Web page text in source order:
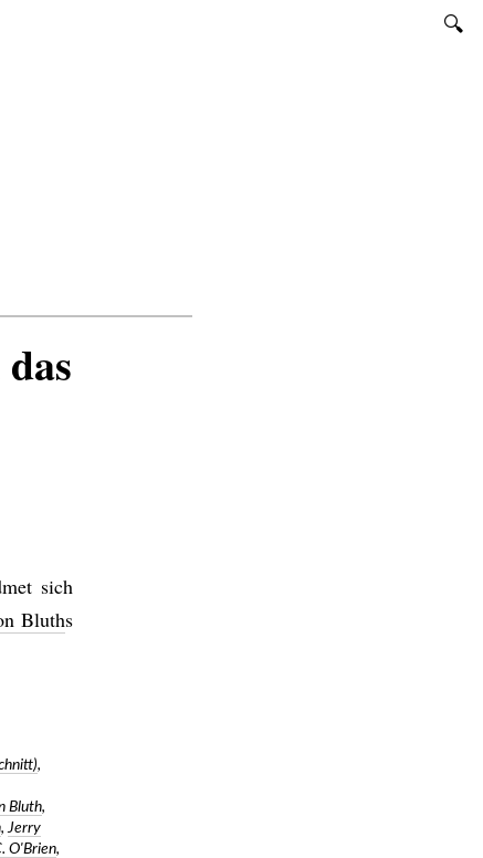
sich
Bluths
,
Bluth,
,Jerry
O'Brien,